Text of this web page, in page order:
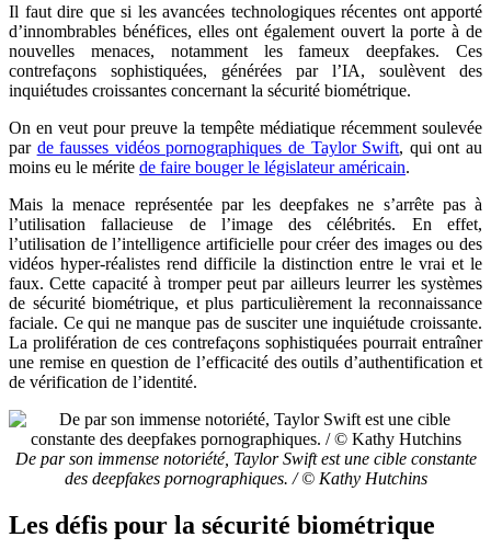
Il faut dire que si les avancées technologiques récentes ont apporté
d’innombrables bénéfices, elles ont également ouvert la porte à de
nouvelles menaces, notamment les fameux deepfakes. Ces
contrefaçons sophistiquées, générées par l’IA, soulèvent des
inquiétudes croissantes concernant la sécurité biométrique.
On en veut pour preuve la tempête médiatique récemment soulevée
par de fausses vidéos pornographiques de Taylor Swift, qui ont au
moins eu le mérite de faire bouger le législateur américain.
Mais la menace représentée par les deepfakes ne s’arrête pas à
l’utilisation fallacieuse de l’image des célébrités. En effet,
l’utilisation de l’intelligence artificielle pour créer des images ou des
vidéos hyper-réalistes rend difficile la distinction entre le vrai et le
faux. Cette capacité à tromper peut par ailleurs leurrer les systèmes
de sécurité biométrique, et plus particulièrement la reconnaissance
faciale. Ce qui ne manque pas de susciter une inquiétude croissante.
La prolifération de ces contrefaçons sophistiquées pourrait entraîner
une remise en question de l’efficacité des outils d’authentification et
de vérification de l’identité.
De par son immense notoriété, Taylor Swift est une cible constante
des deepfakes pornographiques. / © Kathy Hutchins
Les défis pour la sécurité biométrique